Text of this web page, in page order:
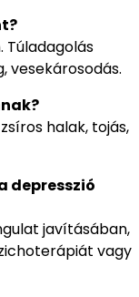
Túladagolás
vesekárosodás.
halak, tojás,
depresszió
javításában,
vagy